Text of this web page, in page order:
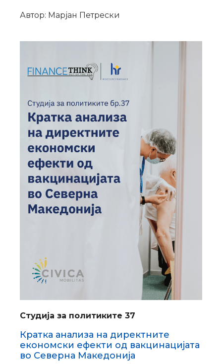
Автор: Марјан Петрески
Студија за политиките 37
Кратка анализа на директните
економски ефекти од вакцинацијата
во Северна Македонија